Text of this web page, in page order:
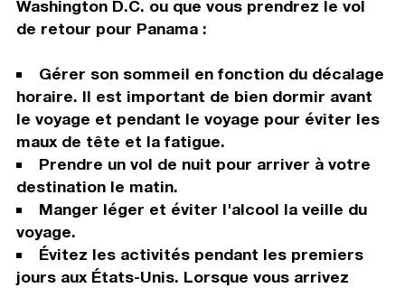
Washington D.C. ou que vous prendrez le vol
de retour pour Panama :
Gérer son sommeil en fonction du décalage
horaire. Il est important de bien dormir avant
le voyage et pendant le voyage pour éviter les
maux de tête et la fatigue.
Prendre un vol de nuit pour arriver à votre
destination le matin.
Manger léger et éviter l'alcool la veille du
voyage.
Évitez les activités pendant les premiers
jours aux États-Unis. Lorsque vous arrivez